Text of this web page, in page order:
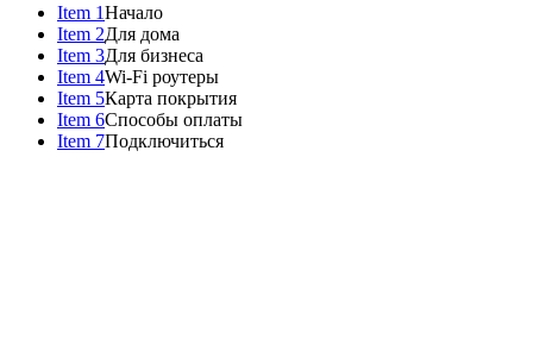
Item 1Начало
Item 2Для дома
Item 3Для бизнеса
Item 4Wi-Fi роутеры
Item 5Карта покрытия
Item 6Способы оплаты
Item 7Подключиться